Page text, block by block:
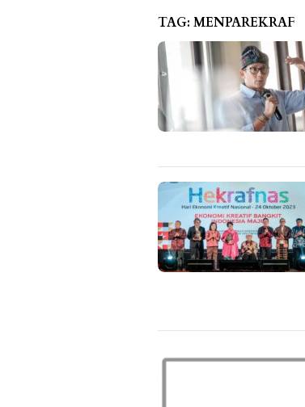
TAG: MENPAREKRAF